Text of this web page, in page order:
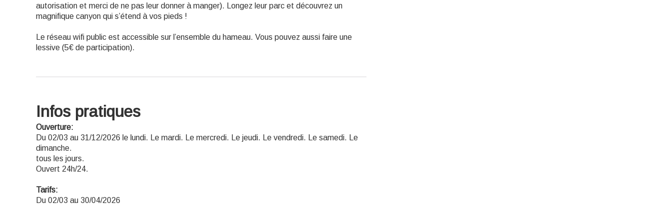
autorisation et merci de ne pas leur donner à manger). Longez leur parc et découvrez un
magnifique canyon qui s’étend à vos pieds !
Le réseau wifi public est accessible sur l’ensemble du hameau. Vous pouvez aussi faire une
lessive (5€ de participation).
Infos pratiques
Ouverture:
Du 02/03 au 31/12/2026 le lundi. Le mardi. Le mercredi. Le jeudi. Le vendredi. Le samedi. Le
dimanche.
tous les jours.
Ouvert 24h/24.
Tarifs:
Du 02/03 au 30/04/2026